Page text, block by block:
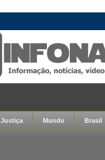
Justiça Mundo Brasil